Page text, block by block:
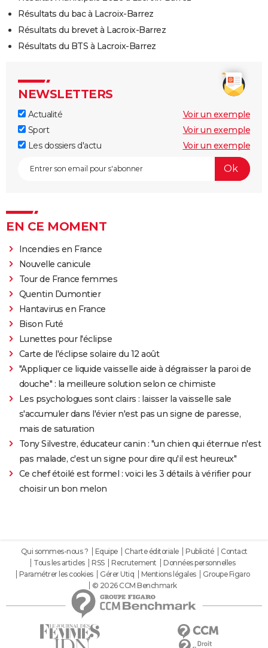
Résultats du bac à Lacroix-Barrez
Résultats du brevet à Lacroix-Barrez
Résultats du BTS à Lacroix-Barrez
NEWSLETTERS
Actualité
Voir un exemple
Sport
Voir un exemple
Les dossiers d'actu
Voir un exemple
EN CE MOMENT
Incendies en France
Nouvelle canicule
Tour de France femmes
Quentin Dumontier
Hantavirus en France
Bison Futé
Lunettes pour l'éclipse
Carte de l'éclipse solaire du 12 août
"Appliquer ce liquide vaisselle aide à dégraisser la paroi de
douche" : la meilleure solution selon ce chimiste
Les psychologues sont clairs : laisser la vaisselle sale
s'accumuler dans l'évier n'est pas un signe de paresse,
mais de saturation
Tony Silvestre, éducateur canin : "un chien qui éternue n'est
pas malade, c'est un signe pour dire qu'il est heureux"
Ce chef étoilé est formel : voici les 3 détails à vérifier pour
choisir un bon melon
Qui sommes-nous ? Equipe Charte éditoriale Publicité
Contact
Tous les articles
RSS Recrutement
Données personnelles
Paramétrer les cookies
Gérer Utiq Mentions légales
Groupe Figaro
© 2026 CCM Benchmark